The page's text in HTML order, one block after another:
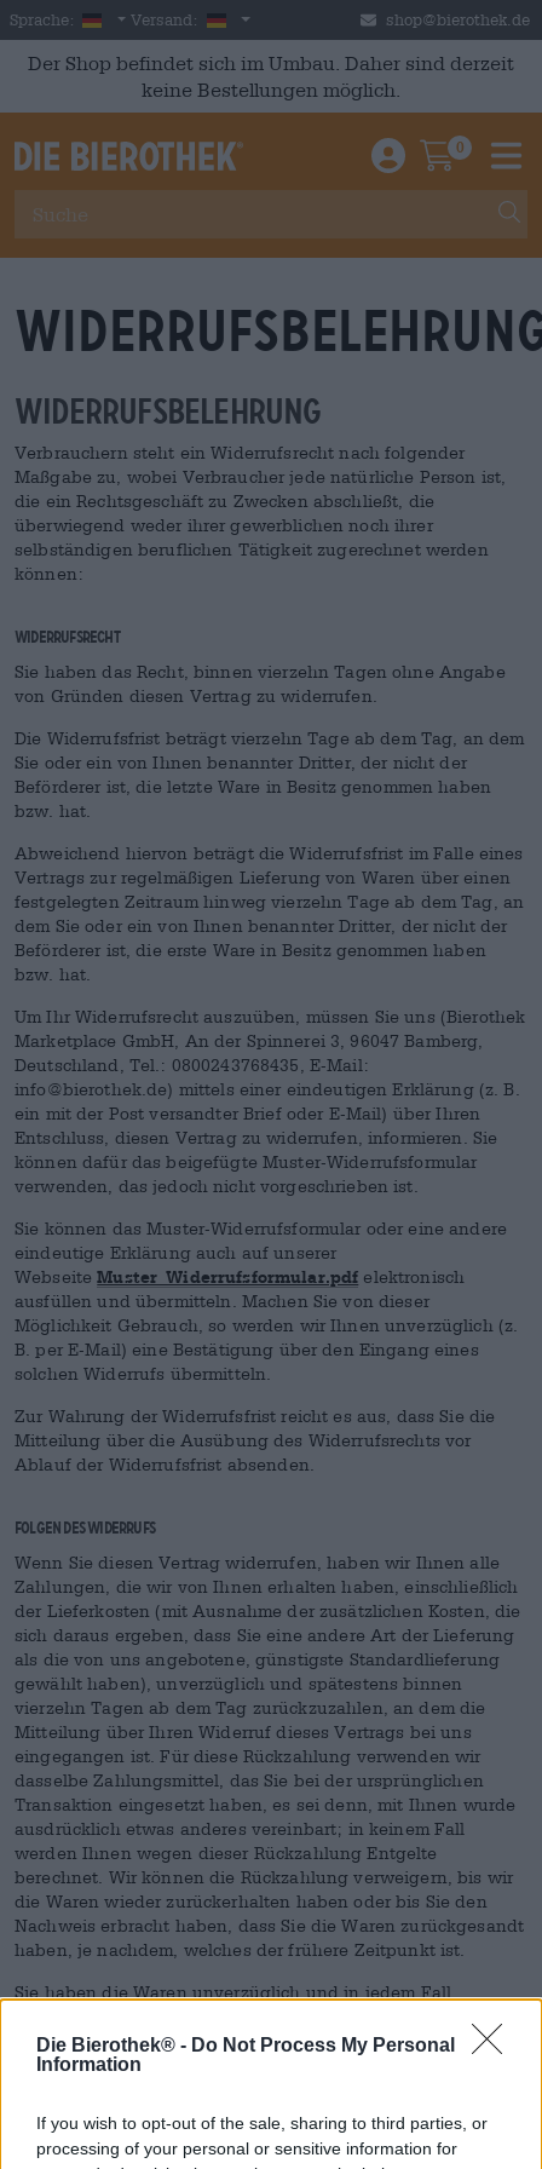
Die Bierothek® - Do Not Process My Personal
Information
If you wish to opt-out of the sale, sharing to third parties, or
processing of your personal or sensitive information for
Skip to main content
Sprache: German
Versand: Deutschland shop@bierothek.de
Der Shop befindet sich im Umbau. Daher sind derzeit
keine Bestellungen möglich.
Einloggen /
0
Widerrufsbelehrung
Verbrauchern steht ein Widerrufsrecht nach folgender
Maßgabe zu, wobei Verbraucher jede natürliche Person ist,
die ein Rechtsgeschäft zu Zwecken abschließt, die
überwiegend weder ihrer gewerblichen noch ihrer
selbständigen beruflichen Tätigkeit zugerechnet werden
können:
Widerrufsrecht
Sie haben das Recht, binnen vierzehn Tagen ohne Angabe
von Gründen diesen Vertrag zu widerrufen.
Die Widerrufsfrist beträgt vierzehn Tage ab dem Tag, an dem
Sie oder ein von Ihnen benannter Dritter, der nicht der
Beförderer ist, die letzte Ware in Besitz genommen haben
bzw. hat.
Abweichend hiervon beträgt die Widerrufsfrist im Falle eines
Vertrags zur regelmäßigen Lieferung von Waren über einen
festgelegten Zeitraum hinweg vierzehn Tage ab dem Tag, an
dem Sie oder ein von Ihnen benannter Dritter, der nicht der
Beförderer ist, die erste Ware in Besitz genommen haben
bzw. hat.
Um Ihr Widerrufsrecht auszuüben, müssen Sie uns (Bierothek
Marketplace GmbH, An der Spinnerei 3, 96047 Bamberg,
Deutschland, Tel.: 0800243768435, E-Mail:
info@bierothek.de) mittels einer eindeutigen Erklärung (z. B.
ein mit der Post versandter Brief oder E-Mail) über Ihren
Entschluss, diesen Vertrag zu widerrufen, informieren. Sie
können dafür das beigefügte Muster-Widerrufsformular
verwenden, das jedoch nicht vorgeschrieben ist.
Sie können das Muster-Widerrufsformular oder eine andere
eindeutige Erklärung auch auf unserer
WebseiteMuster_Widerrufsformular.pdf elektronisch
ausfüllen und übermitteln. Machen Sie von dieser
Möglichkeit Gebrauch, so werden wir Ihnen unverzüglich (z.
B. per E-Mail) eine Bestätigung über den Eingang eines
solchen Widerrufs übermitteln.
Zur Wahrung der Widerrufsfrist reicht es aus, dass Sie die
Mitteilung über die Ausübung des Widerrufsrechts vor
Ablauf der Widerrufsfrist absenden.
Folgen des Widerrufs
Wenn Sie diesen Vertrag widerrufen, haben wir Ihnen alle
Zahlungen, die wir von Ihnen erhalten haben, einschließlich
der Lieferkosten (mit Ausnahme der zusätzlichen Kosten, die
sich daraus ergeben, dass Sie eine andere Art der Lieferung
als die von uns angebotene, günstigste Standardlieferung
gewählt haben), unverzüglich und spätestens binnen
vierzehn Tagen ab dem Tag zurückzuzahlen, an dem die
Mitteilung über Ihren Widerruf dieses Vertrags bei uns
eingegangen ist. Für diese Rückzahlung verwenden wir
dasselbe Zahlungsmittel, das Sie bei der ursprünglichen
Transaktion eingesetzt haben, es sei denn, mit Ihnen wurde
ausdrücklich etwas anderes vereinbart; in keinem Fall
werden Ihnen wegen dieser Rückzahlung Entgelte
berechnet. Wir können die Rückzahlung verweigern, bis wir
die Waren wieder zurückerhalten haben oder bis Sie den
Nachweis erbracht haben, dass Sie die Waren zurückgesandt
haben, je nachdem, welches der frühere Zeitpunkt ist.
Sie haben die Waren unverzüglich und in jedem Fall
uns über den Widerruf dieses Vertrags unterrichten, an uns
zurückzusenden oder zu übergeben. Die Frist ist gewahrt,
absenden.
Sie tragen die unmittelbaren Kosten der Rücksendung der